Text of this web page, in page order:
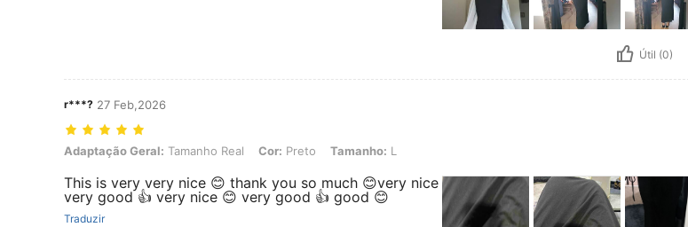
Útil (0)
r***? 27 Feb,2026
Adaptação Geral: Tamanho Real, Cor: Preto, Tamanho: L
Adaptação Geral: Tamanho Real Cor: Preto Tamanho: L
This is very very nice 😊 thank you so much 😊very nice
very good 👍 very nice 😊 very good 👍 good 😊
Traduzir